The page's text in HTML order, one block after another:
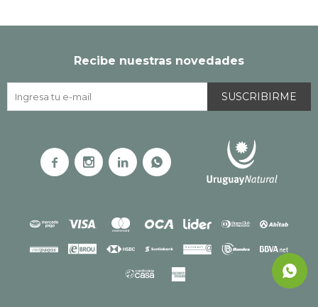
Recibe nuestras novedades
SUSCRIBIRME
   